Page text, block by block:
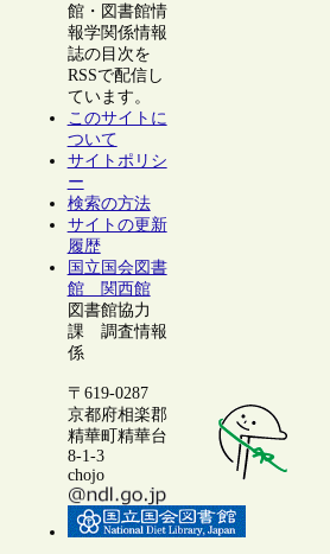
館・図書館情
報学関係情報
誌の目次を
RSSで配信し
ています。
このサイトに
ついて
サイトポリシ
ー
検索の方法
サイトの更新
履歴
国立国会図書
館 関西館
図書館協力
課 調査情報
係
〒619-0287
京都府相楽郡
精華町精華台
8-1-3
chojo